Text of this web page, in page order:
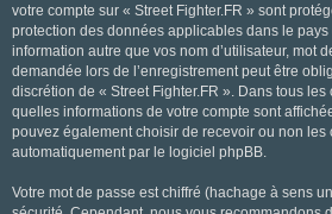
votre compte sur « Street Fighter.FR » sont
protection des données applicables dans le
information autre que vos nom d’utilisateur, mot
demandée lors de l’enregistrement peut être
discrétion de « Street Fighter.FR ». Dans tous
quelles informations de votre compte sont
pouvez également choisir de recevoir ou non les
automatiquement par le logiciel phpBB.
Votre mot de passe est chiffré (hachage à sens